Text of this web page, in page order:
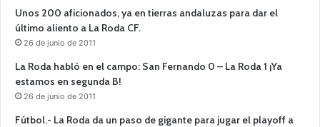
Unos 200 aficionados, ya en tierras andaluzas para dar el
último aliento a La Roda CF.
26 de junio de 2011
La Roda habló en el campo: San Fernando 0 – La Roda 1 ¡Ya
estamos en segunda B!
26 de junio de 2011
Fútbol.- La Roda da un paso de gigante para jugar el playoff a